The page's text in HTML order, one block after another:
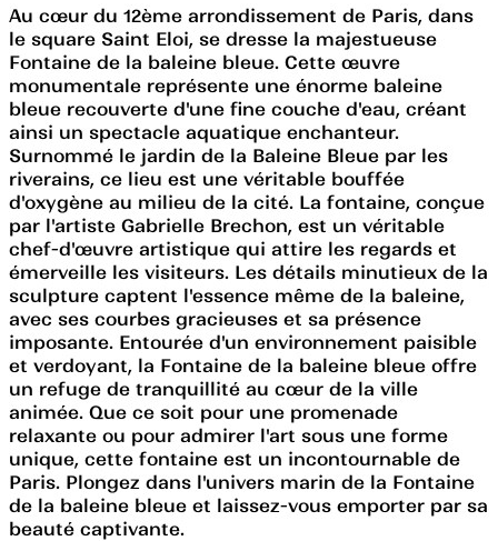
Au cœur du 12ème arrondissement de Paris, dans
le square Saint Eloi, se dresse la majestueuse
Fontaine de la baleine bleue. Cette œuvre
monumentale représente une énorme baleine
bleue recouverte d'une fine couche d'eau, créant
ainsi un spectacle aquatique enchanteur.
Surnommé le jardin de la Baleine Bleue par les
riverains, ce lieu est une véritable bouffée
d'oxygène au milieu de la cité. La fontaine, conçue
par l'artiste Gabrielle Brechon, est un véritable
chef-d'œuvre artistique qui attire les regards et
émerveille les visiteurs. Les détails minutieux de la
sculpture captent l'essence même de la baleine,
avec ses courbes gracieuses et sa présence
imposante. Entourée d'un environnement paisible
et verdoyant, la Fontaine de la baleine bleue offre
un refuge de tranquillité au cœur de la ville
animée. Que ce soit pour une promenade
relaxante ou pour admirer l'art sous une forme
unique, cette fontaine est un incontournable de
Paris. Plongez dans l'univers marin de la Fontaine
de la baleine bleue et laissez-vous emporter par sa
beauté captivante.